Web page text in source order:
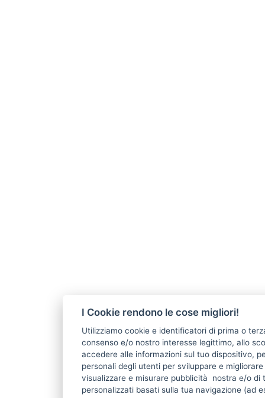
I Cookie rendono le cose migliori!
Utilizziamo cookie e identificatori di prima o
consenso e/o nostro interesse legittimo, allo
accedere alle informazioni sul tuo dispositivo,
personali degli utenti per sviluppare e
visualizzare e misurare pubblicità nostra e/o di
personalizzati basati sulla tua navigazione (ad